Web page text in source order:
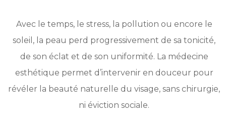
Avec le temps, le stress, la pollution ou encore le
soleil, la peau perd progressivement de sa tonicité,
de son éclat et de son uniformité. La médecine
esthétique permet d’intervenir en douceur pour
révéler la beauté naturelle du visage, sans chirurgie,
ni éviction sociale.